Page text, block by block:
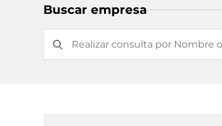
Buscar empresa